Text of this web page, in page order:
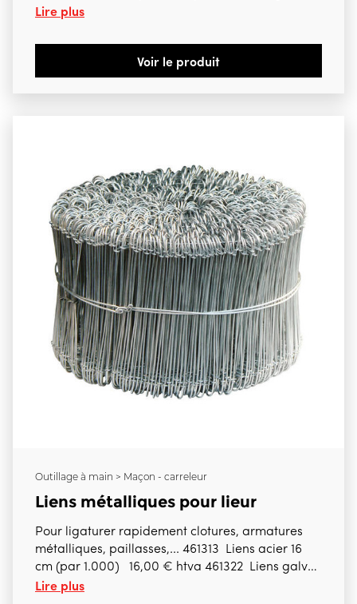
et du tibia contre les abrasions, l’humidité, le
pose de chape Prix à la paire
Lire plus
Voir le produit
Outillage à main > Maçon - carreleur
Liens métalliques pour lieur
Pour ligaturer rapidement clotures, armatures
métalliques, paillasses,... 461313 Liens acier 16
cm (par 1.000) 16,00 € htva 461322 Liens galva
12 cm (par 1.000) 18,00 € htva A utiliser avec le
Lire plus